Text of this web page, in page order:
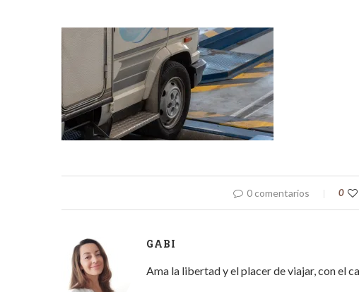
0 comentarios 0
GABI
Ama la libertad y el placer de viajar, con el